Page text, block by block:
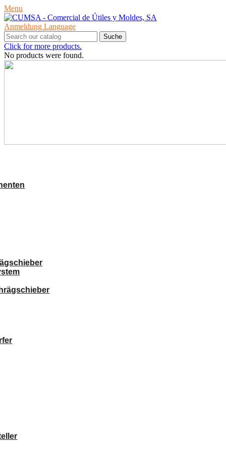
Menu
Anmeldung Language
Suche
Click for more products.
No products were found.